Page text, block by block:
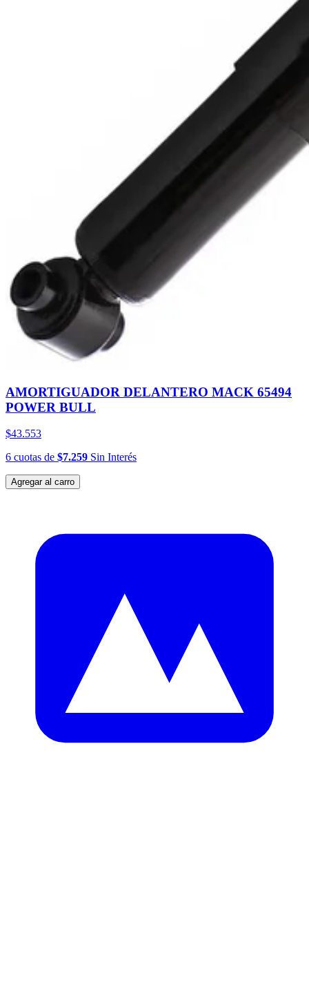
AMORTIGUADOR DELANTERO MACK 65494
POWER BULL
$43.553
6 cuotas de $7.259 Sin Interés
Agregar al carro